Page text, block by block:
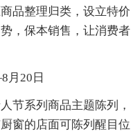
整理归类，设立特价
，保本销售，让消费者
20日
系列商品主题陈列，
窗的店面可陈列醒目位